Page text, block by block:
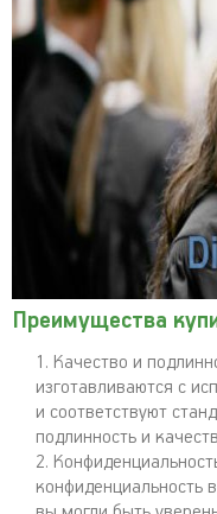
Преимущества
Качество и
изготавливаются с
и соответствуют
подлинность и
конфиденциальность